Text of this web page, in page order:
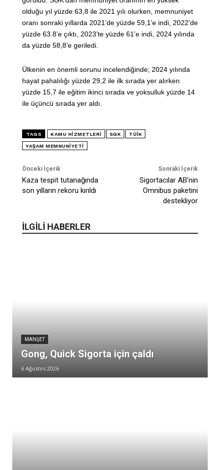
olduğu yıl yüzde 63,8 ile 2021 yılı olurken, memnuniyet
oranı sonraki yıllarda 2021’de yüzde 59,1’e indi, 2022’de
yüzde 63.8’e çıktı, 2023’te yüzde 61’e indi, 2024 yılında
da yüzde 58,8’e geriledi.
Ülkenin en önemli sorunu incelendiğinde; 2024 yılında
hayat pahalılığı yüzde 29,2 ile ilk sırada yer alırken
yüzde 15,7 ile eğitim ikinci sırada ve yoksulluk yüzde 14
ile üçüncü sırada yer aldı.
TAGS KAMU HIZMETLERI SGK TÜİK
YAŞAM MEMNUNIYETI
Önceki İçerik
Kaza tespit tutanağında
son yılların rekoru kırıldı
Sonraki İçerik
Sigortacılar AB’nin
Omnibus paketini
destekliyor
İLGİLİ HABERLER
MANŞET
Gong, Quick Sigorta için çaldı
6 Ağustos 2026